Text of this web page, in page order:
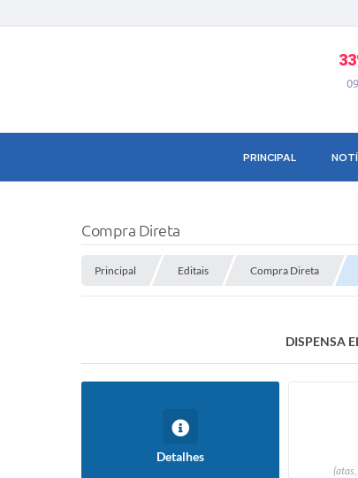
PRINCIPAL
Compra Direta
Principal Editais Compra Direta
DISPENSA
Detalhes